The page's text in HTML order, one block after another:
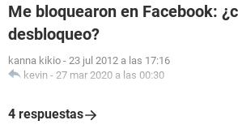
Me bloquearon en Facebook:
desbloqueo?
kanna kikio - 23 jul 2012 a las 17:16
kevin - 27 mar 2020 a las 00:30
4 respuestas